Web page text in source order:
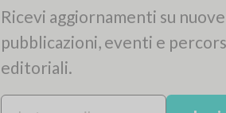
NEWSLETTER
Ricevi aggiornamenti su nuove